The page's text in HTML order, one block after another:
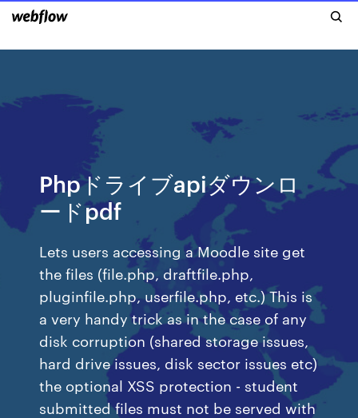
Phpドライブapiダウンロ
ードpdf
Lets users accessing a Moodle site get
the files (file.php, draftfile.php,
pluginfile.php, userfile.php, etc.) This is
a very handy trick as in the case of any
disk corruption (shared storage issues,
hard drive issues, disk sector issues etc)
the optional XSS protection - student
submitted files must not be served with